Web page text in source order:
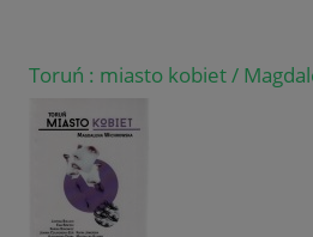
Toruń : miasto kobiet /